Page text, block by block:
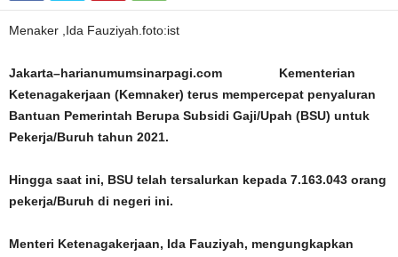
Menaker ,Ida Fauziyah.foto:ist
Jakarta–harianumumsinarpagi.com Kementerian
Ketenagakerjaan (Kemnaker) terus mempercepat penyaluran
Bantuan Pemerintah Berupa Subsidi Gaji/Upah (BSU) untuk
Pekerja/Buruh tahun 2021.
Hingga saat ini, BSU telah tersalurkan kepada 7.163.043 orang
pekerja/Buruh di negeri ini.
Menteri Ketenagakerjaan, Ida Fauziyah, mengungkapkan